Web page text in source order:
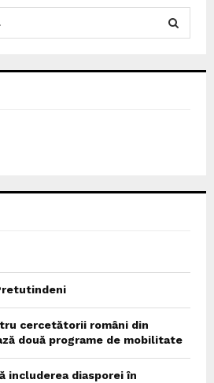
cercetătorii români din
două programe de mobilitate
includerea diasporei în